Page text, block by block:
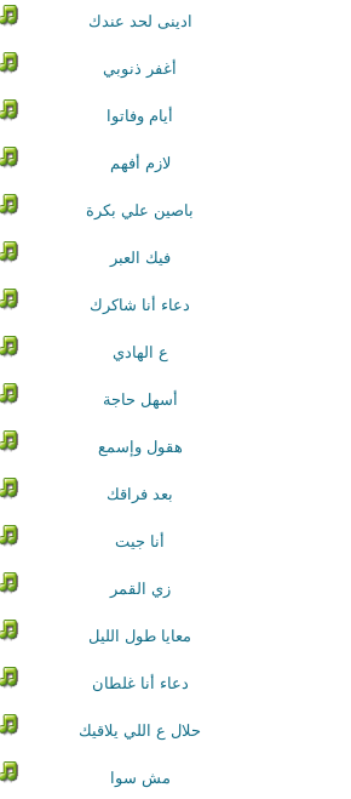
ادينى لحد عندك
أغفر ذنوبي
أيام وفاتوا
لازم أفهم
باصين علي بكرة
فيك العبر
دعاء أنا شاكرك
ع الهادي
أسهل حاجة
هقول وإسمع
بعد فراقك
أنا جيت
زي القمر
معايا طول الليل
دعاء أنا غلطان
حلال ع اللي يلاقيك
مش سوا